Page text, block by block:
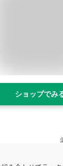
ショップでみ